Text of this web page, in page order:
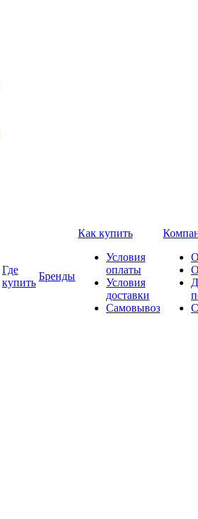
Где
купить
Бренды
Как купить
Условия
оплаты
Условия
доставки
Самовывоз